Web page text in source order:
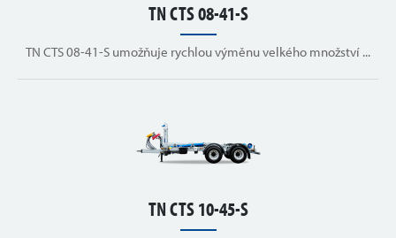
TN CTS 08-41-S
TN CTS 08-41-S umožňuje rychlou výměnu velkého množství ...
TN CTS 10-45-S